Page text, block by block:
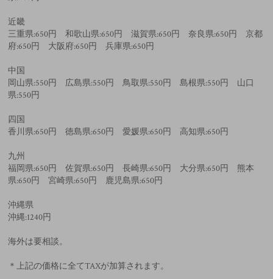
近畿
三重県:650円 和歌山県:650円 滋賀県:650円 奈良県:650円 京都
府:650円 大阪府:650円 兵庫県:650円
中国
岡山県:550円 広島県:550円 鳥取県:550円 島根県:550円 山口
県:550円
四国
香川県:650円 徳島県:650円 愛媛県:650円 高知県:650円
九州
福岡県:650円 佐賀県:650円 長崎県:650円 大分県:650円 熊本
県:650円 宮崎県:650円 鹿児島県:650円
沖縄県
沖縄:1240円
海外は要相談。
＊上記の価格に全てTAXが加算されます。